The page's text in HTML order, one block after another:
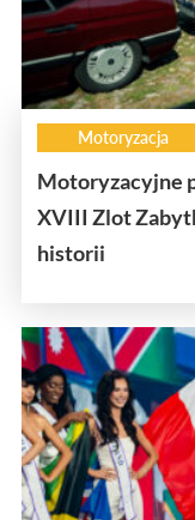
Motoryzacja
Motoryzacyjne
XVIII Zlot
historii